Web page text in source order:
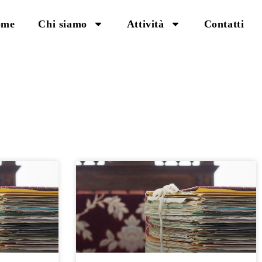
Chi siamo Attività Contatti